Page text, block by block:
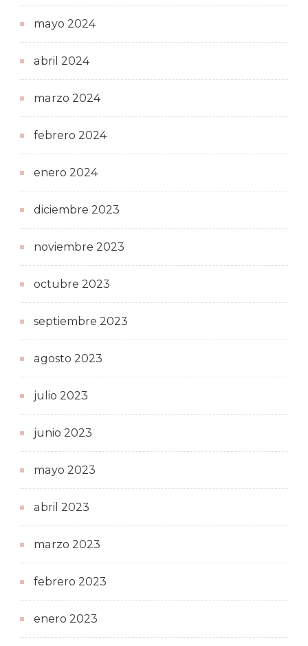
mayo 2024
abril 2024
marzo 2024
febrero 2024
enero 2024
diciembre 2023
noviembre 2023
octubre 2023
septiembre 2023
agosto 2023
julio 2023
junio 2023
mayo 2023
abril 2023
marzo 2023
febrero 2023
enero 2023